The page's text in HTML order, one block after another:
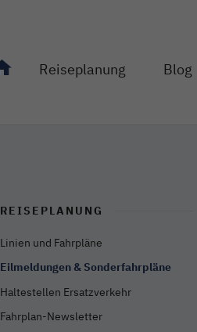
Reiseplanung Blog
REISEPLANUNG
Linien und Fahrpläne
Eilmeldungen & Sonderfahrpläne
Haltestellen Ersatzverkehr
Fahrplan-Newsletter